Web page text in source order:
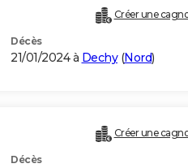
Créer une
Décès
21/01/2024 à Dechy(Nord)
Créer une
Décès